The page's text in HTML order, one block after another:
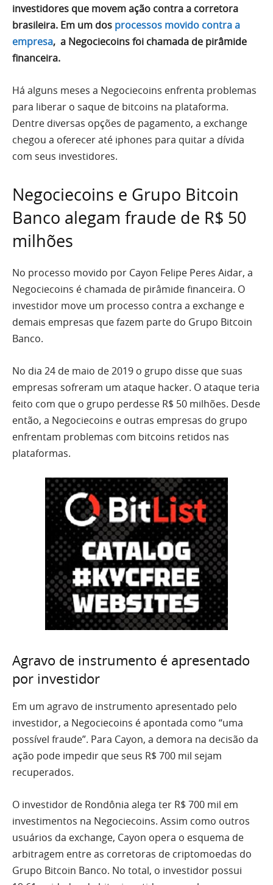
investidores que movem ação contra a corretora
brasileira. Em um dos processos movido contra a
empresa, a Negociecoins foi chamada de pirâmide
financeira.
Há alguns meses a Negociecoins enfrenta problemas
para liberar o saque de bitcoins na plataforma.
Dentre diversas opções de pagamento, a exchange
chegou a oferecer até iphones para quitar a dívida
com seus investidores.
Negociecoins e Grupo Bitcoin
Banco alegam fraude de R$ 50
milhões
No processo movido por Cayon Felipe Peres Aidar, a
Negociecoins é chamada de pirâmide financeira. O
investidor move um processo contra a exchange e
demais empresas que fazem parte do Grupo Bitcoin
Banco.
No dia 24 de maio de 2019 o grupo disse que suas
empresas sofreram um ataque hacker. O ataque teria
feito com que o grupo perdesse R$ 50 milhões. Desde
então, a Negociecoins e outras empresas do grupo
enfrentam problemas com bitcoins retidos nas
plataformas.
Agravo de instrumento é apresentado
por investidor
Em um agravo de instrumento apresentado pelo
investidor, a Negociecoins é apontada como “uma
possível fraude”. Para Cayon, a demora na decisão da
ação pode impedir que seus R$ 700 mil sejam
recuperados.
O investidor de Rondônia alega ter R$ 700 mil em
investimentos na Negociecoins. Assim como outros
usuários da exchange, Cayon opera o esquema de
arbitragem entre as corretoras de criptomoedas do
Grupo Bitcoin Banco. No total, o investidor possui